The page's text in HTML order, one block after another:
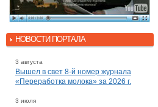
НОВОСТИ ПОРТАЛА
3 августа
Вышел в свет 8-й номер журнала
«Переработка молока» за 2026 г.
3 июля